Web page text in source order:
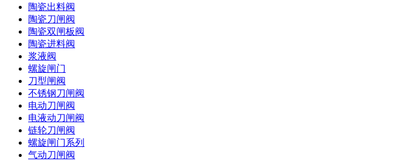
陶瓷出料阀
陶瓷刀闸阀
陶瓷双闸板阀
陶瓷进料阀
浆液阀
螺旋闸门
刀型闸阀
不锈钢刀闸阀
电动刀闸阀
电液动刀闸阀
链轮刀闸阀
螺旋闸门系列
气动刀闸阀